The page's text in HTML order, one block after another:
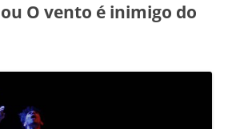
O vento é inimigo do